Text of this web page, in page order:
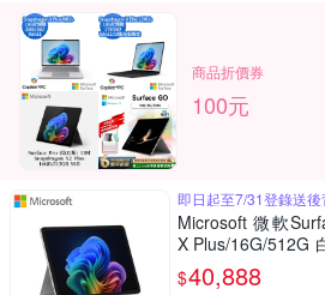
商品折價券
100元
即日起至7/31登錄送
Microsoft 微軟
X Plus/16G/512G
含鍵盤、筆)
$40,888